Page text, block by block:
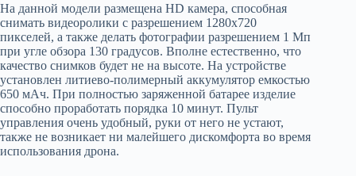
На данной модели размещена HD камера, способная
снимать видеоролики с разрешением 1280х720
пикселей, а также делать фотографии разрешением 1 Мп
при угле обзора 130 градусов. Вполне естественно, что
качество снимков будет не на высоте. На устройстве
установлен литиево-полимерный аккумулятор емкостью
650 мАч. При полностью заряженной батарее изделие
способно проработать порядка 10 минут. Пульт
управления очень удобный, руки от него не устают,
также не возникает ни малейшего дискомфорта во время
использования дрона.